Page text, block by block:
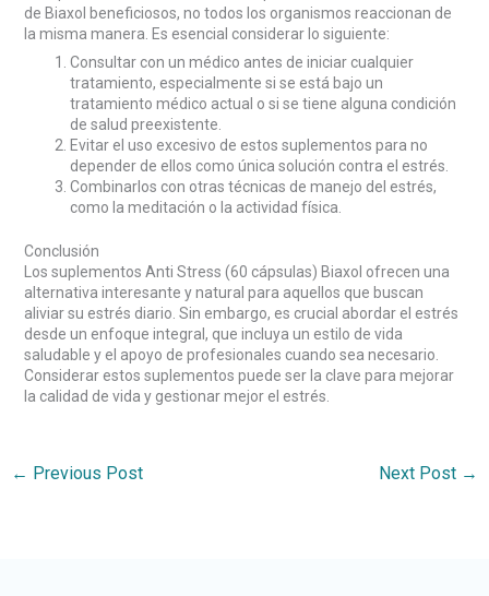
de Biaxol beneficiosos, no todos los organismos reaccionan de
la misma manera. Es esencial considerar lo siguiente:
Consultar con un médico antes de iniciar cualquier
tratamiento, especialmente si se está bajo un
tratamiento médico actual o si se tiene alguna condición
de salud preexistente.
Evitar el uso excesivo de estos suplementos para no
depender de ellos como única solución contra el estrés.
Combinarlos con otras técnicas de manejo del estrés,
como la meditación o la actividad física.
Conclusión
Los suplementos Anti Stress (60 cápsulas) Biaxol ofrecen una
alternativa interesante y natural para aquellos que buscan
aliviar su estrés diario. Sin embargo, es crucial abordar el estrés
desde un enfoque integral, que incluya un estilo de vida
saludable y el apoyo de profesionales cuando sea necesario.
Considerar estos suplementos puede ser la clave para mejorar
la calidad de vida y gestionar mejor el estrés.
← Previous Post Next Post →